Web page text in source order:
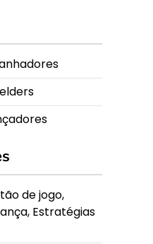
de jogo,
Estratégias